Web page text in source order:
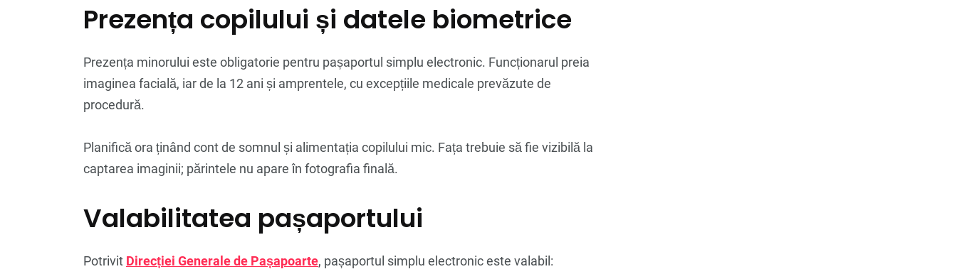
Prezența copilului și datele biometrice
Prezența minorului este obligatorie pentru pașaportul simplu electronic. Funcționarul preia
imaginea facială, iar de la 12 ani și amprentele, cu excepțiile medicale prevăzute de
procedură.
Planifică ora ținând cont de somnul și alimentația copilului mic. Fața trebuie să fie vizibilă la
captarea imaginii; părintele nu apare în fotografia finală.
Valabilitatea pașaportului
Potrivit Direcției Generale de Pașapoarte, pașaportul simplu electronic este valabil: